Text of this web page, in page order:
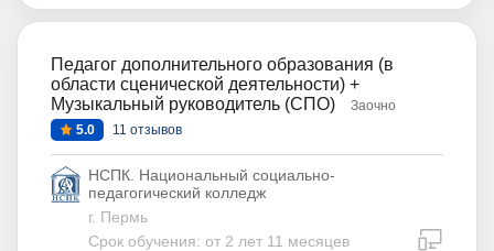
Педагог дополнительного образования (в
области сценической деятельности) +
Музыкальный руководитель (СПО)
Заочно
5.0
11 отзывов
НСПК. Национальный социально-
педагогический колледж
г. Пермь
Срок обучения: от 2 лет 11 месяцев